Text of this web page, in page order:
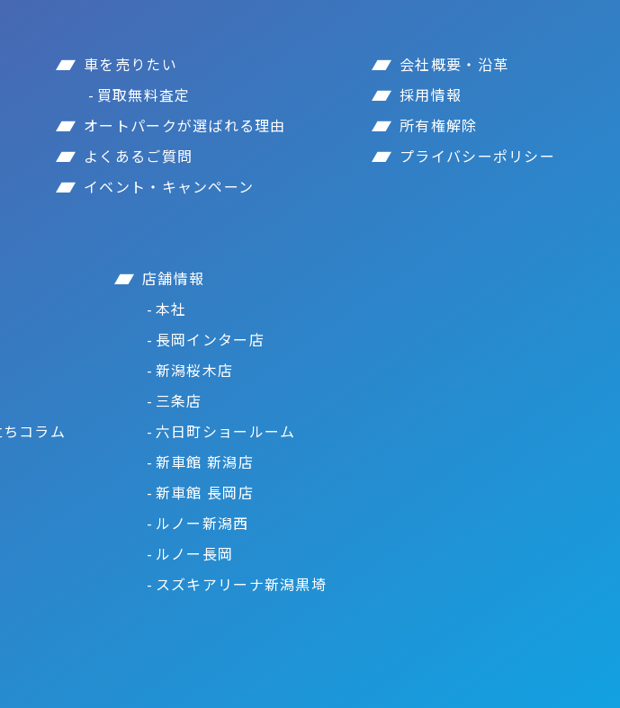
車を売りたい
買取無料査定
オートパークが選ばれる理由
よくあるご質問
イベント・キャンペーン
会社概要・沿革
採用情報
所有権解除
プライバシーポリシー
コラム
店舗情報
本社
長岡インター店
新潟桜木店
三条店
六日町ショールーム
新車館 新潟店
新車館 長岡店
ルノー新潟西
ルノー長岡
スズキアリーナ新潟黒埼